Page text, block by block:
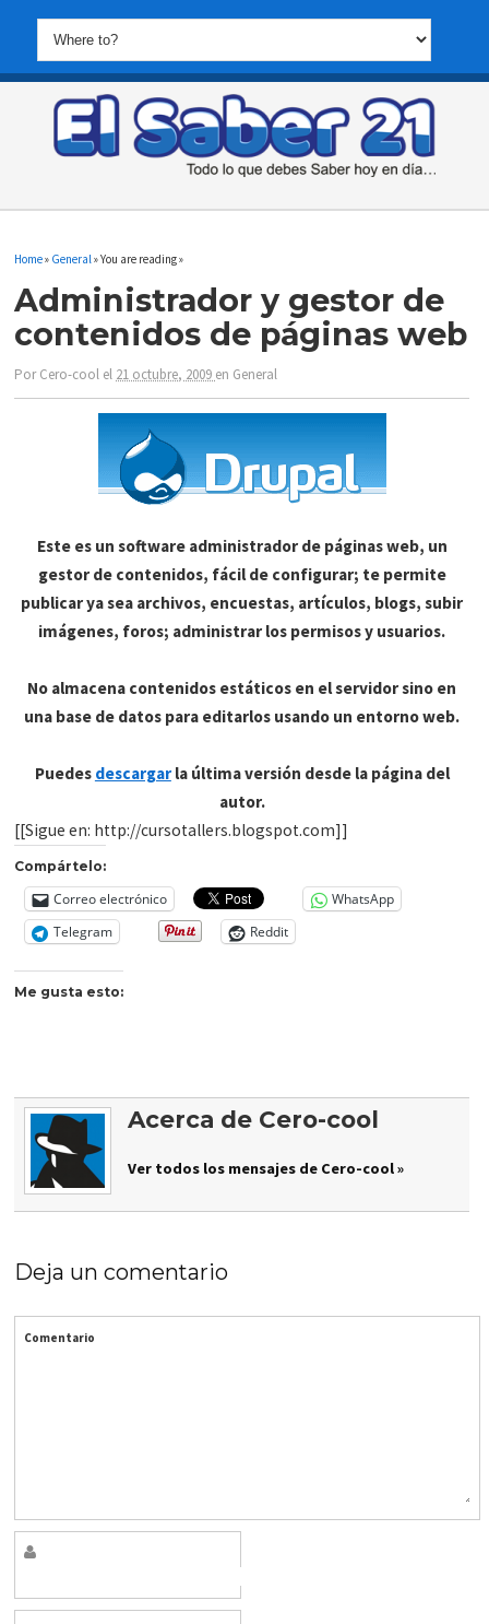
Home» General » You are reading »
Administrador y gestor de
contenidos de páginas web
PorCero-cool el 21 octubre, 2009 en General
Este es un software administrador de páginas web, un
gestor de contenidos, fácil de configurar; te permite
publicar ya sea archivos, encuestas, artículos, blogs, subir
imágenes, foros; administrar los permisos y usuarios.
No almacena contenidos estáticos en el servidor sino en
una base de datos para editarlos usando un entorno web.
Puedes descargarla última versión desde la página del
autor.
[[Sigue en: http://cursotallers.blogspot.com]]
Compártelo:
Correo electrónico
WhatsApp
Telegram
Reddit
Me gusta esto:
Acerca de Cero-cool
Ver todos los mensajes de Cero-cool »
Deja un comentario
Comentario